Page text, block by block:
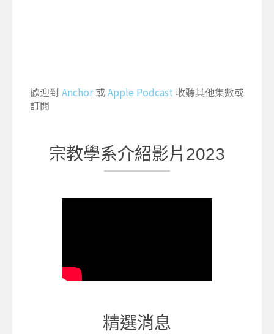
歡迎到 Anchor或Apple Podcast 收聽其他集數或
訂閱
宗教學系介紹影片2023
精選消息